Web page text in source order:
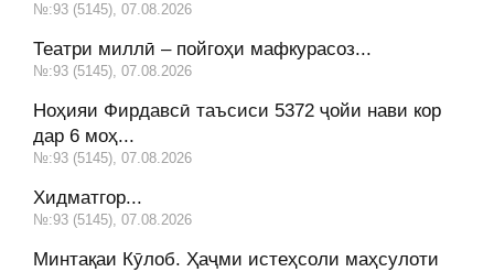
№:93 (5145), 07.08.2026
Театри миллӣ – пойгоҳи мафкурасоз...
№:93 (5145), 07.08.2026
Ноҳияи Фирдавсӣ таъсиси 5372 ҷойи нави кор
дар 6 моҳ...
№:93 (5145), 07.08.2026
Хидматгор...
№:93 (5145), 07.08.2026
Минтақаи Кӯлоб. Ҳаҷми истеҳсоли маҳсулоти